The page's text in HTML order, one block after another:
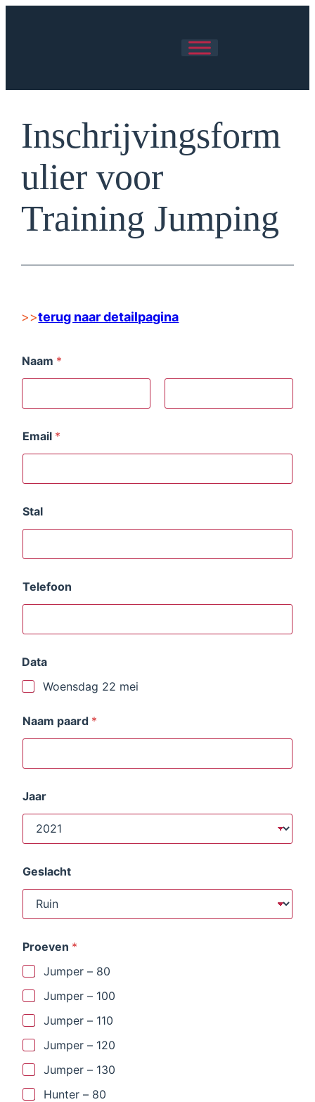
Inschrijvingsform
ulier voor
Training Jumping
>>terug naar detailpagina
Naam *
Email *
Stal
Telefoon
Data
Woensdag 22 mei
Naam paard *
Jaar
Geslacht
Proeven *
Jumper – 80
Jumper – 100
Jumper – 110
Jumper – 120
Jumper – 130
Hunter – 80